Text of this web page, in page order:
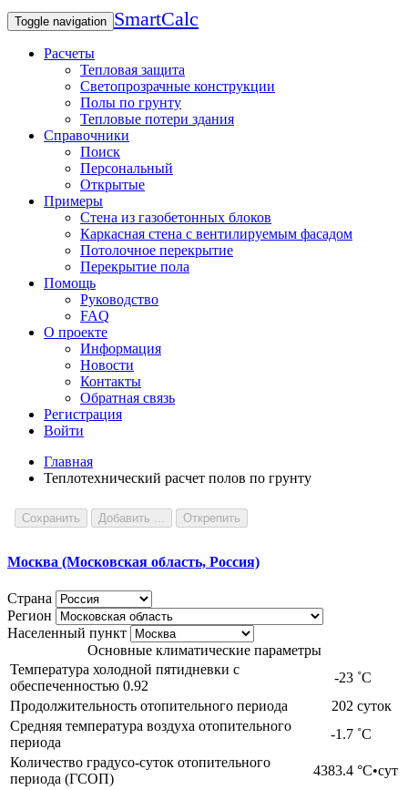
Toggle navigation SmartCalc
Расчеты
Тепловая защита
Светопрозрачные конструкции
Полы по грунту
Тепловые потери здания
Справочники
Поиск
Персональный
Открытые
Примеры
Стена из газобетонных блоков
Каркасная стена с вентилируемым фасадом
Потолочное перекрытие
Перекрытие пола
Помощь
Руководство
FAQ
О проекте
Информация
Новости
Контакты
Обратная связь
Регистрация
Войти
Главная
Теплотехнический расчет полов по грунту
Сохранить Добавить ... Открепить
Москва (Московская область, Россия)
Страна
Регион
Населенный пункт
Основные климатические параметры
Температура холодной пятидневки с
обеспеченностью 0.92
-23 ˚С
Продолжительность отопительного периода
202 суток
Средняя температура воздуха отопительного
периода
-1.7 ˚С
Количество градусо-суток отопительного
периода (ГСОП)
4383.4 °С•сут